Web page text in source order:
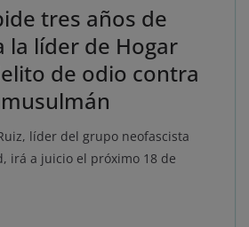
tres años de
la líder de Hogar
de odio contra
líder del grupo neofascista
irá a juicio el próximo 18 de